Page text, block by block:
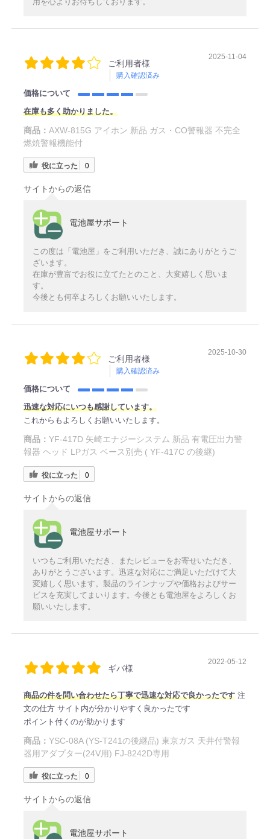
ご利用者様
購入確認済み
2025-11-04
価格について
在庫も多く助かりました。
商品： AXW-815G アイホン 新品 ガス・CO警報器 不完全
燃焼警報機能付
役に立った 0
サイトからの返信
電池屋サポート
この度は「電池屋」をご利用いただき、誠にありがとうご
ざいます。
在庫が豊富でお役に立てたとのこと、大変嬉しく思いま
す。
今後とも何卒よろしくお願いいたします。
ご利用者様
購入確認済み
2025-10-30
価格について
迅速な対応にいつも感謝しています。
これからもよろしくお願いいたします。
商品： YF-417D 矢崎エナジーシステム 新品 有電圧出力警
報器 ヘッド LPガス ベース別売 ( YF-417C の後継)
役に立った 0
サイトからの返信
電池屋サポート
いつもご利用いただき、またレビューをお寄せいただき、
ありがとうございます。迅速な対応にご満足いただけて大
変嬉しく思います。製品のラインナップや価格およびサー
ビスを充実してまいります。今後とも電池屋をよろしくお
願いいたします。
ギバ様
2022-05-12
商品の件を問い合わせたら丁寧で迅速な対応で良かったです注
文の仕方 サイト内が分かりやすく良かったです
ポイント付くのが助かります
商品： YSC-08A (YS-T241の後継品) 東京ガス 天井付警報
器用アダプター(24V用) FJ-8242D専用
役に立った 0
サイトからの返信
電池屋サポート